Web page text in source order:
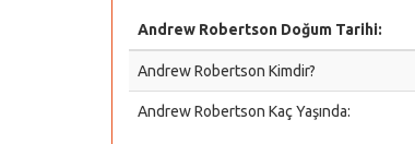
Andrew Robertson Doğum Tarihi:
Andrew Robertson Kimdir?
Andrew Robertson Kaç Yaşında: